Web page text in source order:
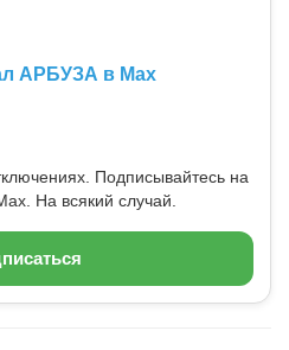
АРБУЗА в Max
Подписывайтесь на
На всякий случай.